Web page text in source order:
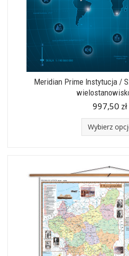
Meridian Prime Instytucja /
997,50 zł
Wybierz